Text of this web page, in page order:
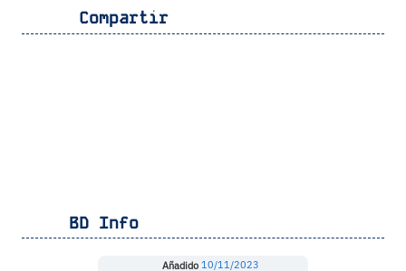
Compartir
BD Info
Añadido 10/11/2023